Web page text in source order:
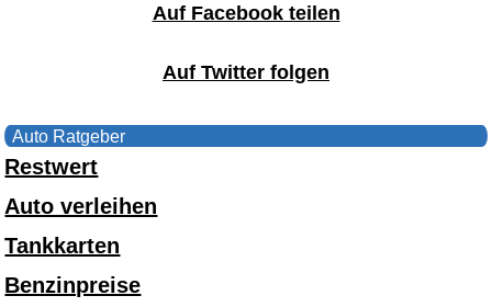
Auf Facebook teilen
Auf Twitter folgen
Auto Ratgeber
Restwert
Auto verleihen
Tankkarten
Benzinpreise